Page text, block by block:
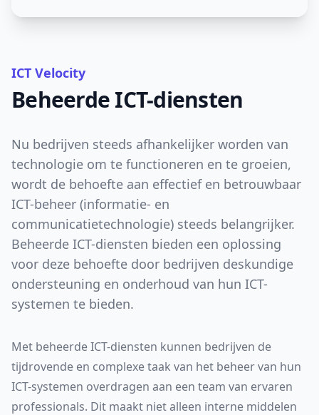
ICT Velocity
Beheerde ICT-diensten
Nu bedrijven steeds afhankelijker worden van
technologie om te functioneren en te groeien,
wordt de behoefte aan effectief en betrouwbaar
ICT-beheer (informatie- en
communicatietechnologie) steeds belangrijker.
Beheerde ICT-diensten bieden een oplossing
voor deze behoefte door bedrijven deskundige
ondersteuning en onderhoud van hun ICT-
systemen te bieden.
Met beheerde ICT-diensten kunnen bedrijven de
tijdrovende en complexe taak van het beheer van hun
ICT-systemen overdragen aan een team van ervaren
professionals. Dit maakt niet alleen interne middelen